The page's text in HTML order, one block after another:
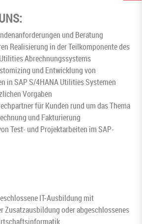
und Beratung
Realisierung in der Teilkomponente des
Abrechnungssystems
und Entwicklung von
in SAP S/4HANA Utilities Systemen
Vorgaben
für Kunden rund um das Thema
und Fakturierung
Test- und Projektarbeiten im SAP-
IT-Ausbildung mit
Zusatzausbildung oder abgeschlossenes